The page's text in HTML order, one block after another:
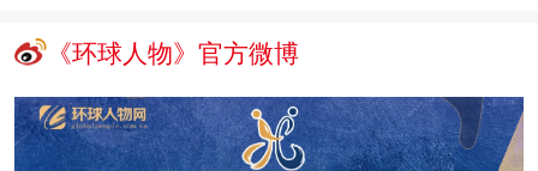
《环球人物》官方微博